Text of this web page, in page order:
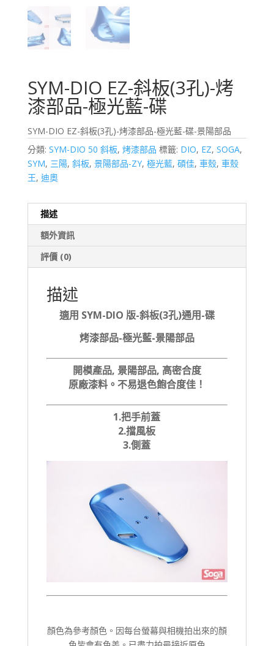
SYM-DIO EZ-斜板(3孔)-烤
漆部品-極光藍-碟
SYM-DIO EZ-斜板(3孔)-烤漆部品-極光藍-碟-景陽部品
分類: SYM-DIO 50 斜板, 烤漆部品 標籤: DIO, EZ, SOGA,
SYM, 三陽, 斜板, 景陽部品-ZY, 極光藍, 碩佳, 車殼, 車殼
王, 迪奧
描述
額外資訊
評價 (0)
描述
適用 SYM-DIO 版-斜板(3孔)通用-碟
烤漆部品-極光藍-景陽部品
開模產品, 景陽部品, 高密合度
原廠漆料。不易退色飽合度佳！
1.把手前蓋
2.擋風板
3.側蓋
顏色為參考顏色。因每台螢幕與相機拍出來的顏